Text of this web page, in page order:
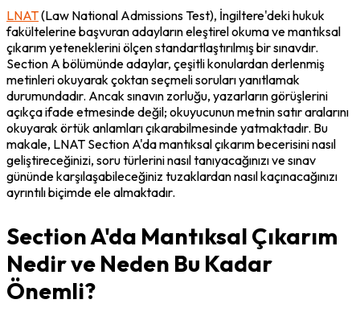
LNAT (Law National Admissions Test), İngiltere'deki hukuk
fakültelerine başvuran adayların eleştirel okuma ve mantıksal
çıkarım yeteneklerini ölçen standartlaştırılmış bir sınavdır.
Section A bölümünde adaylar, çeşitli konulardan derlenmiş
metinleri okuyarak çoktan seçmeli soruları yanıtlamak
durumundadır. Ancak sınavın zorluğu, yazarların görüşlerini
açıkça ifade etmesinde değil; okuyucunun metnin satır aralarını
okuyarak örtük anlamları çıkarabilmesinde yatmaktadır. Bu
makale, LNAT Section A'da mantıksal çıkarım becerisini nasıl
geliştireceğinizi, soru türlerini nasıl tanıyacağınızı ve sınav
gününde karşılaşabileceğiniz tuzaklardan nasıl kaçınacağınızı
ayrıntılı biçimde ele almaktadır.
Section A'da Mantıksal Çıkarım
Nedir ve Neden Bu Kadar
Önemli?